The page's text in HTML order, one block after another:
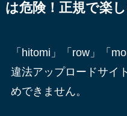
は危険！正規で楽
「hitomi」「row」「
違法アップロードサイ
めできません。